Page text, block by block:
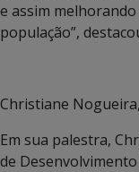
e assim
população”,
Christiane
Em sua palestra,
de